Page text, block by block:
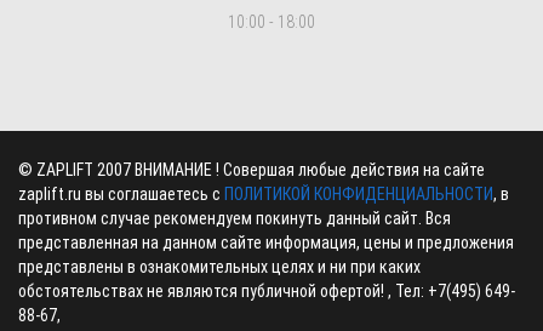
10:00 - 18:00
© ZAPLIFT 2007 ВНИМАНИЕ ! Совершая любые действия на сайте
zaplift.ru вы соглашаетесь с ПОЛИТИКОЙ КОНФИДЕНЦИАЛЬНОСТИ, в
противном случае рекомендуем покинуть данный сайт. Вся
представленная на данном сайте информация, цены и предложения
представлены в ознакомительных целях и ни при каких
обстоятельствах не являются публичной офертой! , Тел: +7(495) 649-
88-67,